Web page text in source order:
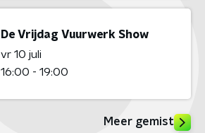
De Vrijdag Vuurwerk Show
vr 10 juli
16:00 - 19:00
Meer gemist